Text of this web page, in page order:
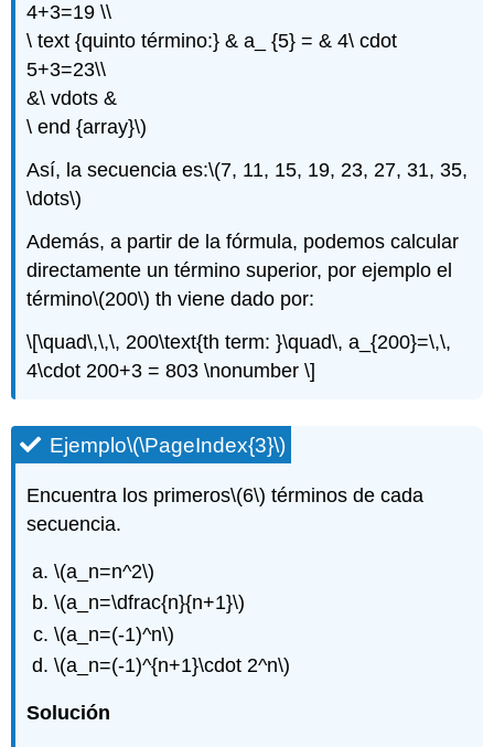
4+3=19 \\
\ text {quinto término:} & a_ {5} = & 4\ cdot
5+3=23\\
&\ vdots &
\ end {array}\)
Así, la secuencia es:\(7, 11, 15, 19, 23, 27, 31, 35,
\dots\)
Además, a partir de la fórmula, podemos calcular
directamente un término superior, por ejemplo el
término\(200\) th viene dado por:
\[\quad\,\,\, 200\text{th term: }\quad\, a_{200}=\,\,
4\cdot 200+3 = 803 \nonumber \]
Ejemplo\(\PageIndex{3}\)
Encuentra los primeros\(6\) términos de cada
secuencia.
\(a_n=n^2\)
\(a_n=\dfrac{n}{n+1}\)
\(a_n=(-1)^n\)
\(a_n=(-1)^{n+1}\cdot 2^n\)
Solución